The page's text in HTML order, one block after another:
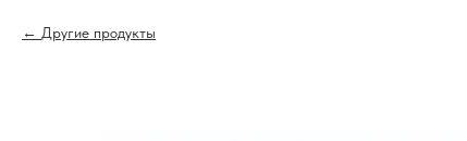
Другие продукты